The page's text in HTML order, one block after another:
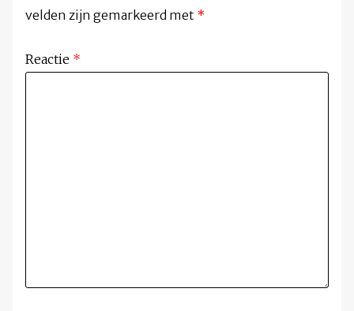
velden zijn gemarkeerd met *
Reactie *